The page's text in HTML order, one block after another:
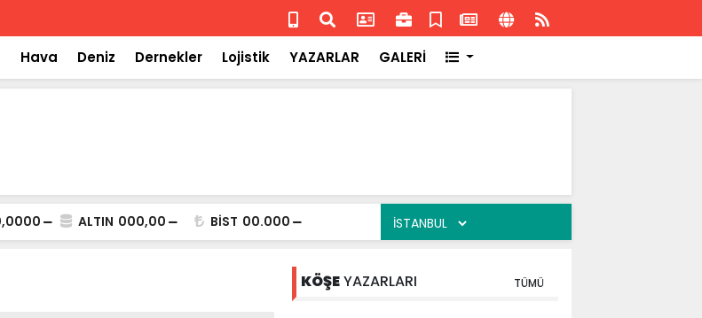
Isuzu'nun Fransa'daki başarısı
Hava Deniz Dernekler Lojistik YAZARLAR GALERİ
ALTIN 000,00 BİST 00.000
KÖŞEYAZARLARI TÜMÜ